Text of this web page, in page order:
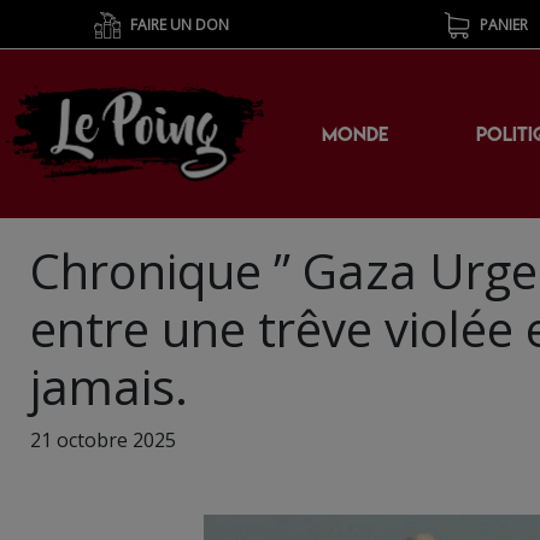
FAIRE UN DON PANIER
MONDE
Chronique ” Gaza
entre une trêve violée
jamais.
21 octobre 2025